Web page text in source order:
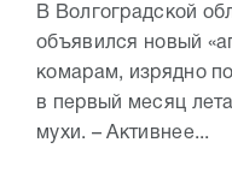
В Волгоградской
объявился новый
комарам, изрядно
в первый месяц
мухи. – Активнее...